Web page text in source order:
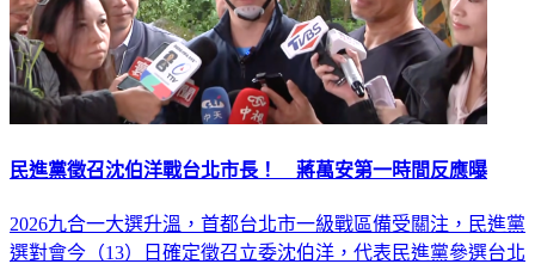
民進黨徵召沈伯洋戰台北市長！ 蔣萬安第一時間反應曝
2026九合一大選升溫，首都台北市一級戰區備受關注，民進黨
選對會今（13）日確定徵召立委沈伯洋，代表民進黨參選台北